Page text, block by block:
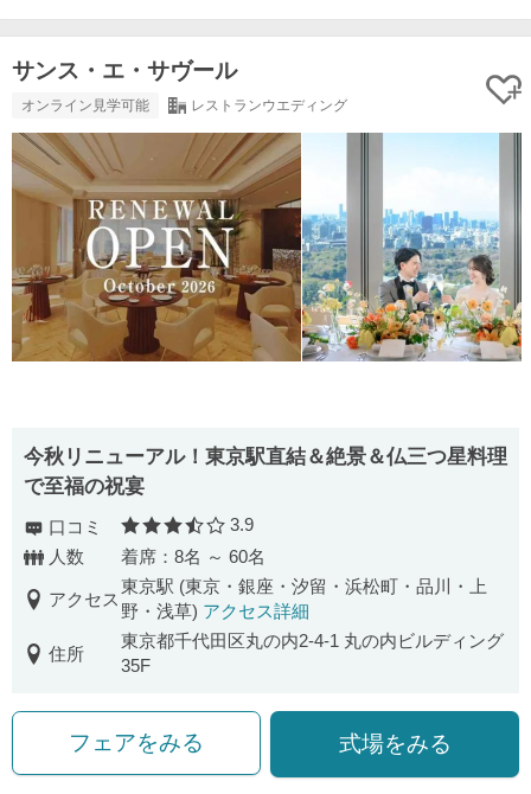
サンス・エ・サヴール
オンライン見学可能 レストランウエディング
今秋リニューアル！東京駅直結＆絶景＆仏三つ星料理
で至福の祝宴
口コミ 口コミ評価
3.9
人数
着席：8名 ～ 60名
アクセス
東京駅 (東京・銀座・汐留・浜松町・品川・上
野・浅草) アクセス詳細
住所
東京都千代田区丸の内2-4-1 丸の内ビルディング
35F
フェアをみる 式場をみる